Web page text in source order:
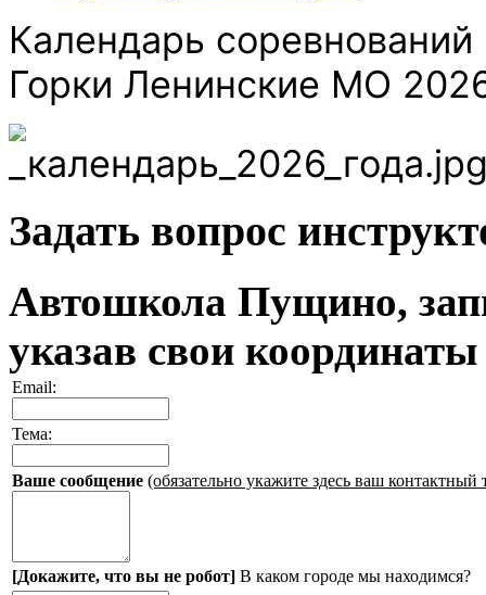
Календарь
Горки Ленинские МО
Задать вопрос
Автошкола Пущино,
указав свои
Email:
Тема:
Ваше сообщение (обязательно укажите здесь ваш контактный
[Докажите, что вы не робот] В каком городе мы находимся?